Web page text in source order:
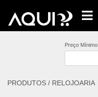
PRODUTOS / RELOJOARIA
Preço Mínimo